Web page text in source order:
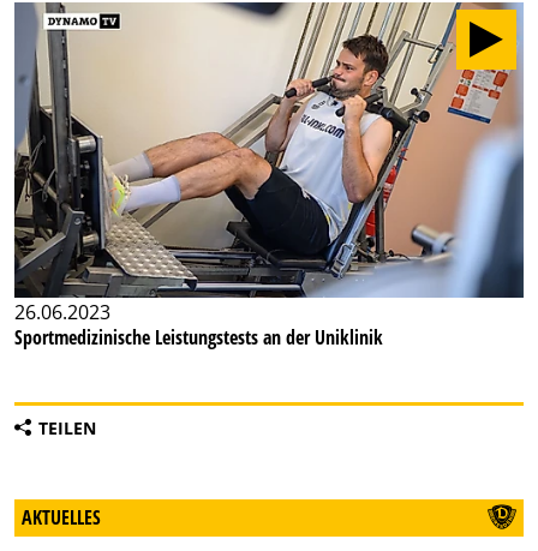
26.06.2023
Sportmedizinische Leistungstests an der Uniklinik
TEILEN
AKTUELLES